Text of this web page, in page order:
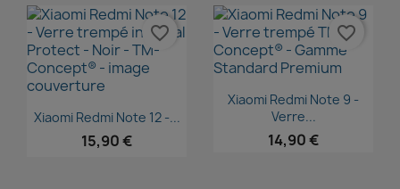
Aperçu rapide
Xiaomi Redmi Note 12 -...
15,90 €
favorite_border
Aperçu rapide
Xiaomi Redmi Note 9 -
Verre...
14,90 €
favorite_border